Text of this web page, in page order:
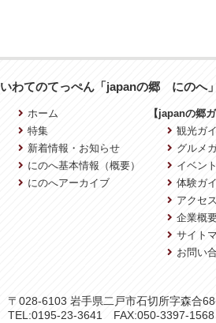
いわてのてっぺん「japanの郷 にのへ」
ホーム
特集
新着情報・お知らせ
にのへ基本情報（概要）
にのへアーカイブ
【japanの郷ガ
観光ガ
グルメ
イベン
体験ガ
アクセ
企業概
サイト
お問い
〒028-6103 岩手県二戸市石切所字森合
TEL:0195-23-3641 FAX:050-3397-1568